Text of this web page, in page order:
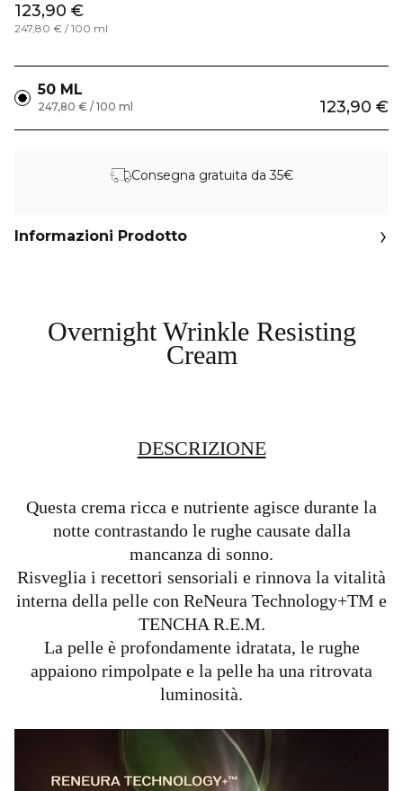
123,90 €
247,80 € / 100 ml
50 ML
123,90 €
247,80 € / 100 ml
Consegna gratuita da 35€
Informazioni Prodotto
Overnight Wrinkle Resisting
Cream
DESCRIZIONE
Questa crema ricca e nutriente agisce durante la
notte contrastando le rughe causate dalla
mancanza di sonno.
Risveglia i recettori sensoriali e rinnova la vitalità
interna della pelle con ReNeura Technology+TM e
TENCHA R.E.M.
La pelle è profondamente idratata, le rughe
appaiono rimpolpate e la pelle ha una ritrovata
luminosità.